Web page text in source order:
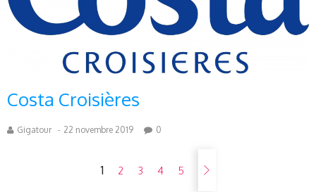
Costa Croisières
Gigatour - 22 novembre 2019 0
1 2 3 4 5